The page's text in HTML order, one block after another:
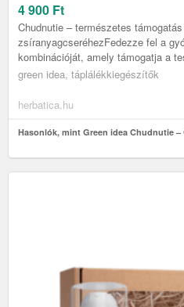
4 900 Ft
Chudnutie – természetes
zsíranyagcseréhezFedezze fel a
kombinációját, amely támogatja a
green idea, táplálékkiegészítők
herbatica.hu
Hasonlók, mint Green idea Chudnutie –